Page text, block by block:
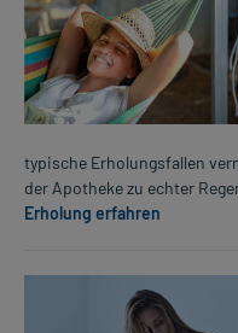
typische Erholungsfallen
der Apotheke zu echter
Erholung erfahren